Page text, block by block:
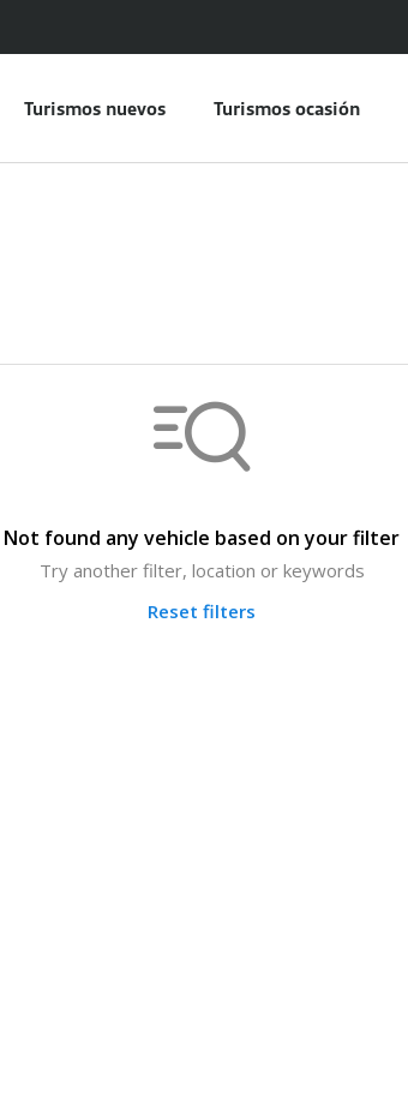
Turismos nuevos Turismos ocasión
Not found any vehicle based on your filter
Try another filter, location or keywords
Reset filters